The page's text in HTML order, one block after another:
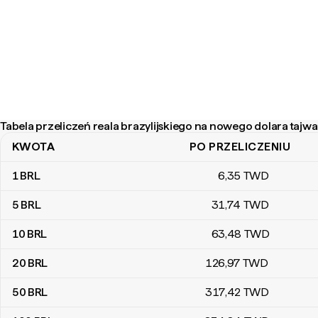
Tabela przeliczeń reala brazylijskiego na nowego dolara
Tabela przeliczeń reala brazylijskiego na nowego dolara
KWOTA PO PRZELICZENIU
1BRL 6,35 TWD
5 BRL 31,74 TWD
10 BRL 63,48 TWD
20 BRL 126,97 TWD
50 BRL 317,42 TWD